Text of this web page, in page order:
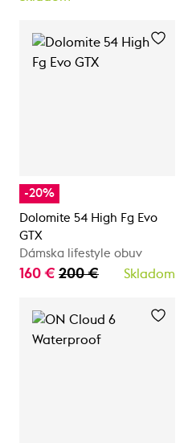
-20%
Dolomite 54 High Fg Evo
GTX
Dámska lifestyle obuv
160 € 200 € Skladom